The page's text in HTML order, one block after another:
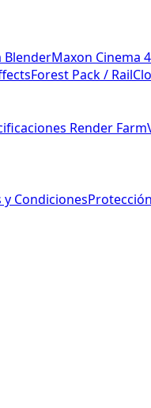
BlenderMaxon Cinema
Forest Pack /
Render Farm
Condiciones